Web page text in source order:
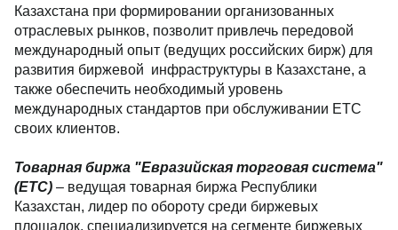
Казахстана при формировании организованных
отраслевых рынков, позволит привлечь передовой
международный опыт (ведущих российских бирж) для
развития биржевой инфраструктуры в Казахстане, а
также обеспечить необходимый уровень
международных стандартов при обслуживании ЕТС
своих клиентов.
Товарная биржа "Евразийская торговая система"
(ЕТС) – ведущая товарная биржа Республики
Казахстан, лидер по обороту среди биржевых
площадок, специализируется на сегменте биржевых